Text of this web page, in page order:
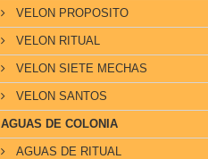
VELON PROPOSITO
VELON RITUAL
VELON SIETE MECHAS
VELON SANTOS
AGUAS DE COLONIA
AGUAS DE RITUAL